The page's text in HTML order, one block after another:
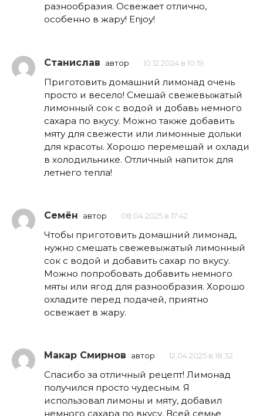
разнообразия. Освежает отлично,
особенно в жару! Enjoy!
Станислав автор 10.12.2024 в 10:19
Приготовить домашний лимонад очень
просто и весело! Смешай свежевыжатый
лимонный сок с водой и добавь немного
сахара по вкусу. Можно также добавить
мяту для свежести или лимонные дольки
для красоты. Хорошо перемешай и охлади
в холодильнике. Отличный напиток для
летнего тепла!
Семён автор 08.04.2025 в 17:42
Чтобы приготовить домашний лимонад,
нужно смешать свежевыжатый лимонный
сок с водой и добавить сахар по вкусу.
Можно попробовать добавить немного
мяты или ягод для разнообразия. Хорошо
охладите перед подачей, приятно
освежает в жару.
Макар Смирнов автор 12.04.2025 в 18:32
Спасибо за отличный рецепт! Лимонад
получился просто чудесным. Я
использовал лимоны и мяту, добавил
немного сахара по вкусу. Всей семье